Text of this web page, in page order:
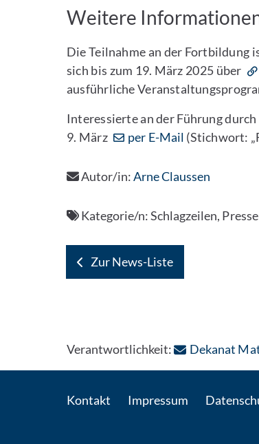
Weitere
Die Teilnahme an der Fortbildung
sich bis zum 19. März 2025 über
ausführliche
Interessierte an der Führung
9. März
per E-Mail (Stichwort:
Autor/in:Arne Claussen
Kategorie/n:Schlagzeilen,
Zur News-Liste
Verantwortlichkeit: Dekanat
Kontakt Impressum